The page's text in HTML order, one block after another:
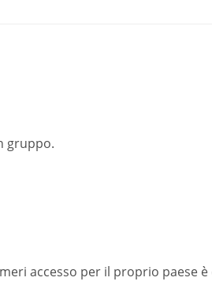
gruppo.
accesso per il proprio paese